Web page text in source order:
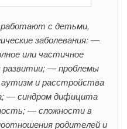
с детьми,
заболевания: —
или частичное
— проблемы
и расстройства
— синдром дифицита
— сложности в
родителей и